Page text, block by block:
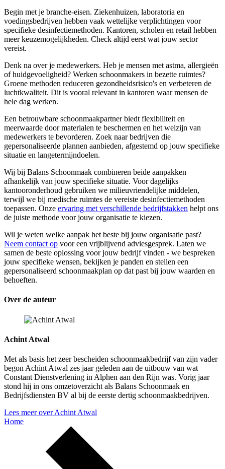
Begin met je branche-eisen. Ziekenhuizen, laboratoria en
voedingsbedrijven hebben vaak wettelijke verplichtingen voor
specifieke desinfectiemethoden. Kantoren, scholen en retail hebben
meer keuzemogelijkheden. Check altijd eerst wat jouw sector
vereist.
Denk na over je medewerkers. Heb je mensen met astma, allergieën
of huidgevoeligheid? Werken schoonmakers in bezette ruimtes?
Groene methoden reduceren gezondheidsrisico's en verbeteren de
luchtkwaliteit. Dit is vooral relevant in kantoren waar mensen de
hele dag werken.
Een betrouwbare schoonmaakpartner biedt flexibiliteit en
meerwaarde door materialen te beschermen en het welzijn van
medewerkers te bevorderen. Zoek naar bedrijven die
gepersonaliseerde plannen aanbieden, afgestemd op jouw specifieke
situatie en langetermijndoelen.
Wij bij Balans Schoonmaak combineren beide aanpakken
afhankelijk van jouw specifieke situatie. Voor dagelijks
kantooronderhoud gebruiken we milieuvriendelijke middelen,
terwijl we bij medische ruimtes de vereiste desinfectiemethoden
toepassen. Onze ervaring met verschillende bedrijfstakken helpt ons
de juiste methode voor jouw organisatie te kiezen.
Wil je weten welke aanpak het beste bij jouw organisatie past?
Neem contact op voor een vrijblijvend adviesgesprek. Laten we
samen de beste oplossing voor jouw bedrijf vinden - we bespreken
jouw specifieke wensen, bekijken je panden en stellen een
gepersonaliseerd schoonmaakplan op dat past bij jouw waarden en
behoeften.
Over de auteur
Achint Atwal
Met als basis het zeer bescheiden schoonmaakbedrijf van zijn vader
begon Achint Atwal zes jaar geleden aan de uitbouw van wat
Constant Dienstverlening in Alphen aan den Rijn was. Vorig jaar
stond hij in ons omzetoverzicht als Balans Schoonmaak en
Bedrijfsdiensten BV al bij de eerste dertig schoonmaakbedrijven.
Lees meer over Achint Atwal
Home